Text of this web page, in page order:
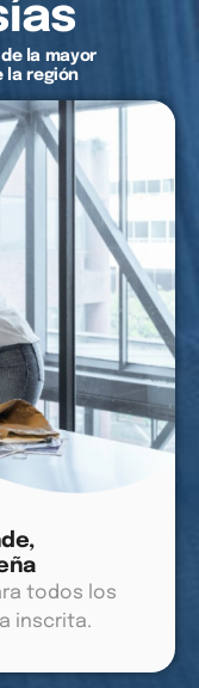
la mayor
la región
todos los
inscrita.